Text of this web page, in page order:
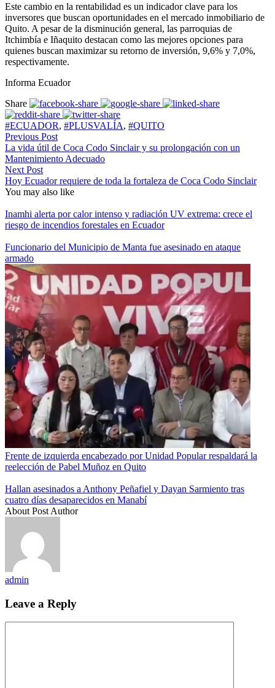
Este cambio en la rentabilidad es un indicador clave para los
inversores que buscan oportunidades en el mercado inmobiliario de
Quito. A pesar de la disminución general, las parroquias de
Itchimbía e Iñaquito destacan como las mejores opciones para
quienes buscan maximizar su retorno de inversión, 9,6% y 7,0%,
respectivamente.
Informa Ecuador
Share
#ECUADOR, #PLUSVALÍA, #QUITO
Previous Post
La vida útil de Coca Codo Sinclair y su prolongación con un
Mantenimiento Adecuado
Next Post
Hoy Ecuador requiere de toda la fortaleza de Coca Codo Sinclair
You may also like
Inamhi alerta por calor intenso y radiación UV extrema: crece el
riesgo de incendios forestales en Ecuador
Funcionario del Municipio de Manta fue asesinado en ataque
armado
Frente de izquierda encabezado por Unidad Popular respaldará la
reelección de Pabel Muñoz en Quito
Hallan asesinados a Anthony Peñafiel y Dayan Sarmiento tras
cuatro días desaparecidos en Manabí
About Post Author
admin
Leave a Reply